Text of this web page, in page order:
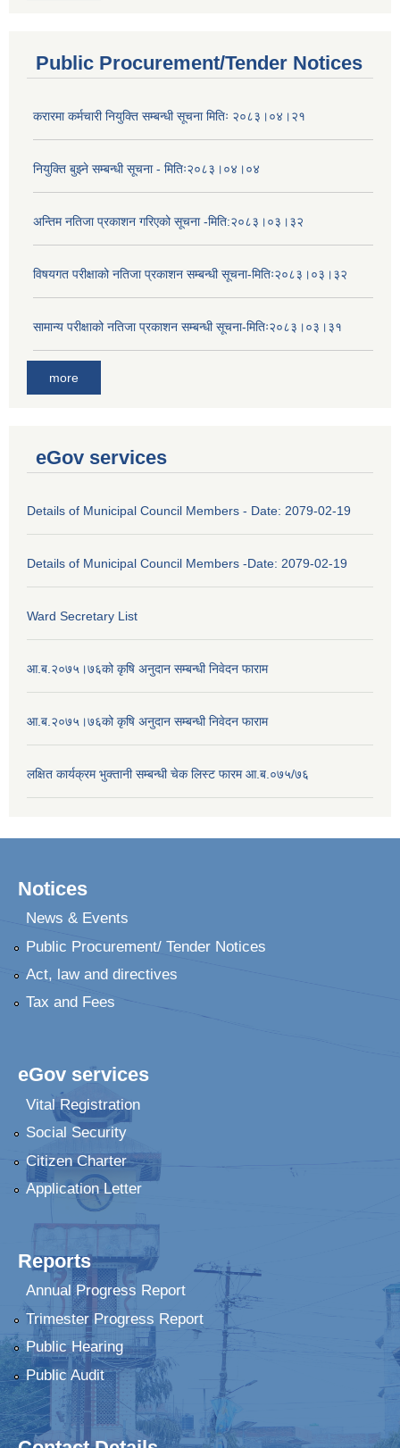
Public Procurement/Tender Notices
करारमा कर्मचारी नियुक्ति सम्बन्धी सूचना मितिः २०८३।०४।२१
नियुक्ति बुझ्ने सम्बन्धी सूचना - मितिः२०८३।०४।०४
अन्तिम नतिजा प्रकाशन गरिएको सूचना -मिति:२०८३।०३।३२
विषयगत परीक्षाको नतिजा प्रकाशन सम्बन्धी सूचना-मितिः२०८३।०३।३२
सामान्य परीक्षाको नतिजा प्रकाशन सम्बन्धी सूचना-मितिः२०८३।०३।३१
more
eGov services
Details of Municipal Council Members - Date: 2079-02-19
Details of Municipal Council Members -Date: 2079-02-19
Ward Secretary List
आ.ब.२०७५।७६को कृषि अनुदान सम्बन्धी निवेदन फाराम
आ.ब.२०७५।७६को कृषि अनुदान सम्बन्धी निवेदन फाराम
लक्षित कार्यक्रम भुक्तानी सम्बन्धी चेक लिस्ट फारम आ.ब.०७५/७६
Notices
News & Events
Public Procurement/ Tender Notices
Act, law and directives
Tax and Fees
eGov services
Vital Registration
Social Security
Citizen Charter
Application Letter
Reports
Annual Progress Report
Trimester Progress Report
Public Hearing
Public Audit